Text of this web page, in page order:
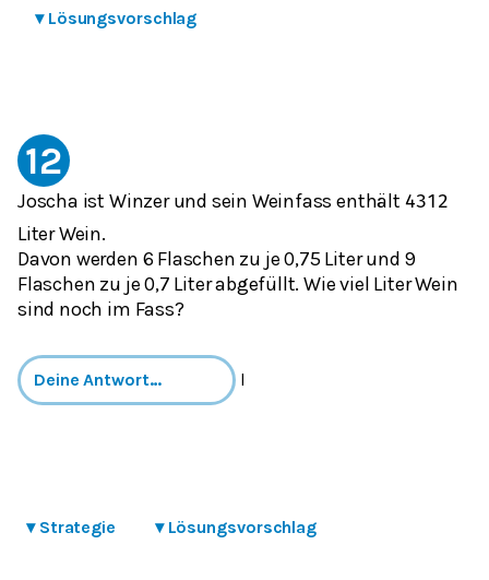
▾ Lösungsvorschlag
12
Joscha ist Winzer und sein Weinfass enthält 431 2
Liter Wein.
Davon werden 6 Flaschen zu je 0,75 Liter und 9
Flaschen zu je 0,7 Liter abgefüllt. Wie viel Liter Wein
sind noch im Fass?
l
▾ Strategie ▾ Lösungsvorschlag